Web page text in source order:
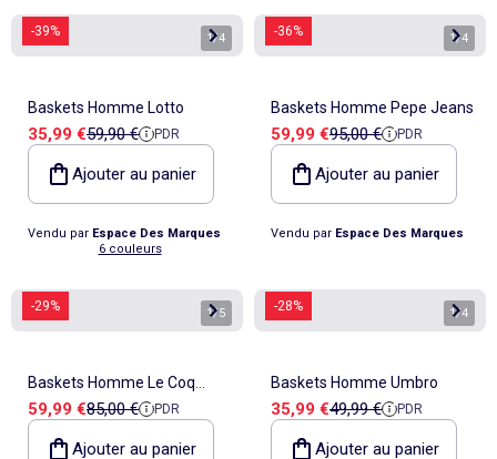
-39% 1/4
Baskets Homme Lotto
Prix de vente
35,99 €Prix de référence
59,90 € PDR
Ajouter au panier
Vendu par Espace Des Marques
6 couleurs
-36% 1/4
Baskets Homme Pepe Jeans
Prix de vente
59,99 €Prix de référence
95,00 € PDR
Ajouter au panier
Vendu par Espace Des Marques
-29% 1/5
Baskets Homme Le Coq
Sportif
Prix de vente
59,99 €Prix de référence
85,00 € PDR
Ajouter au panier
-28% 1/4
Baskets Homme Umbro
Prix de vente
35,99 €Prix de référence
49,99 € PDR
Ajouter au panier